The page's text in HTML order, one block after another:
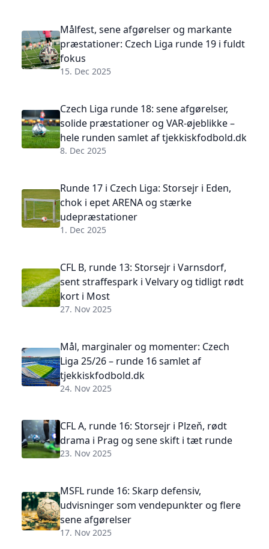
Målfest, sene afgørelser og markante
præstationer: Czech Liga runde 19 i fuldt
fokus
15. Dec 2025
Czech Liga runde 18: sene afgørelser,
solide præstationer og VAR-øjeblikke –
hele runden samlet af tjekkiskfodbold.dk
8. Dec 2025
Runde 17 i Czech Liga: Storsejr i Eden,
chok i epet ARENA og stærke
udepræstationer
1. Dec 2025
CFL B, runde 13: Storsejr i Varnsdorf,
sent straffespark i Velvary og tidligt rødt
kort i Most
27. Nov 2025
Mål, marginaler og momenter: Czech
Liga 25/26 – runde 16 samlet af
tjekkiskfodbold.dk
24. Nov 2025
CFL A, runde 16: Storsejr i Plzeň, rødt
drama i Prag og sene skift i tæt runde
23. Nov 2025
MSFL runde 16: Skarp defensiv,
udvisninger som vendepunkter og flere
sene afgørelser
17. Nov 2025